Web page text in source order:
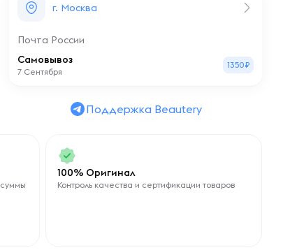
г. Москва
Почта России
Самовывоз
7 Сентября
1350₽
Поддержка Beautery
100% Оригинал
Контроль качества и сертификации товаров